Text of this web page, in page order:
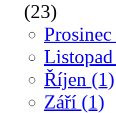
(23)
Prosinec
Listopad
Říjen (1)
Září (1)